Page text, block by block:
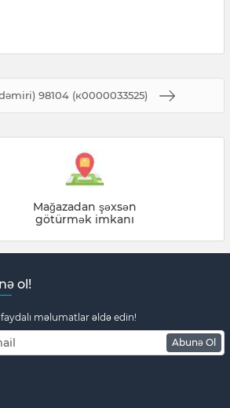
98104 (к0000033525)
Mağazadan şəxsən
götürmək imkanı
ol!
faydalı məlumatlar əldə edin!
Abunə Ol